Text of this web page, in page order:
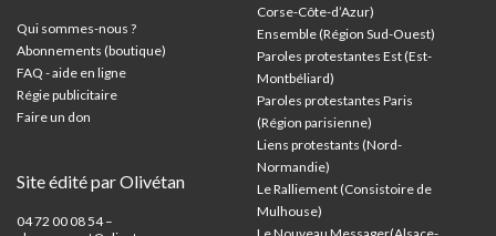
Qui sommes-nous ?
Abonnements (boutique)
FAQ - aide en ligne
Régie publicitaire
Faire un don
Site édité par Olivétan
04 72 00 08 54 –
Corse-Côte-d’Azur)
Ensemble (Région Sud-Ouest)
Paroles protestantes Est (Est-
Montbéliard)
Paroles protestantes Paris
(Région parisienne)
Liens protestants (Nord-
Normandie)
Le Ralliement (Consistoire de
Mulhouse)